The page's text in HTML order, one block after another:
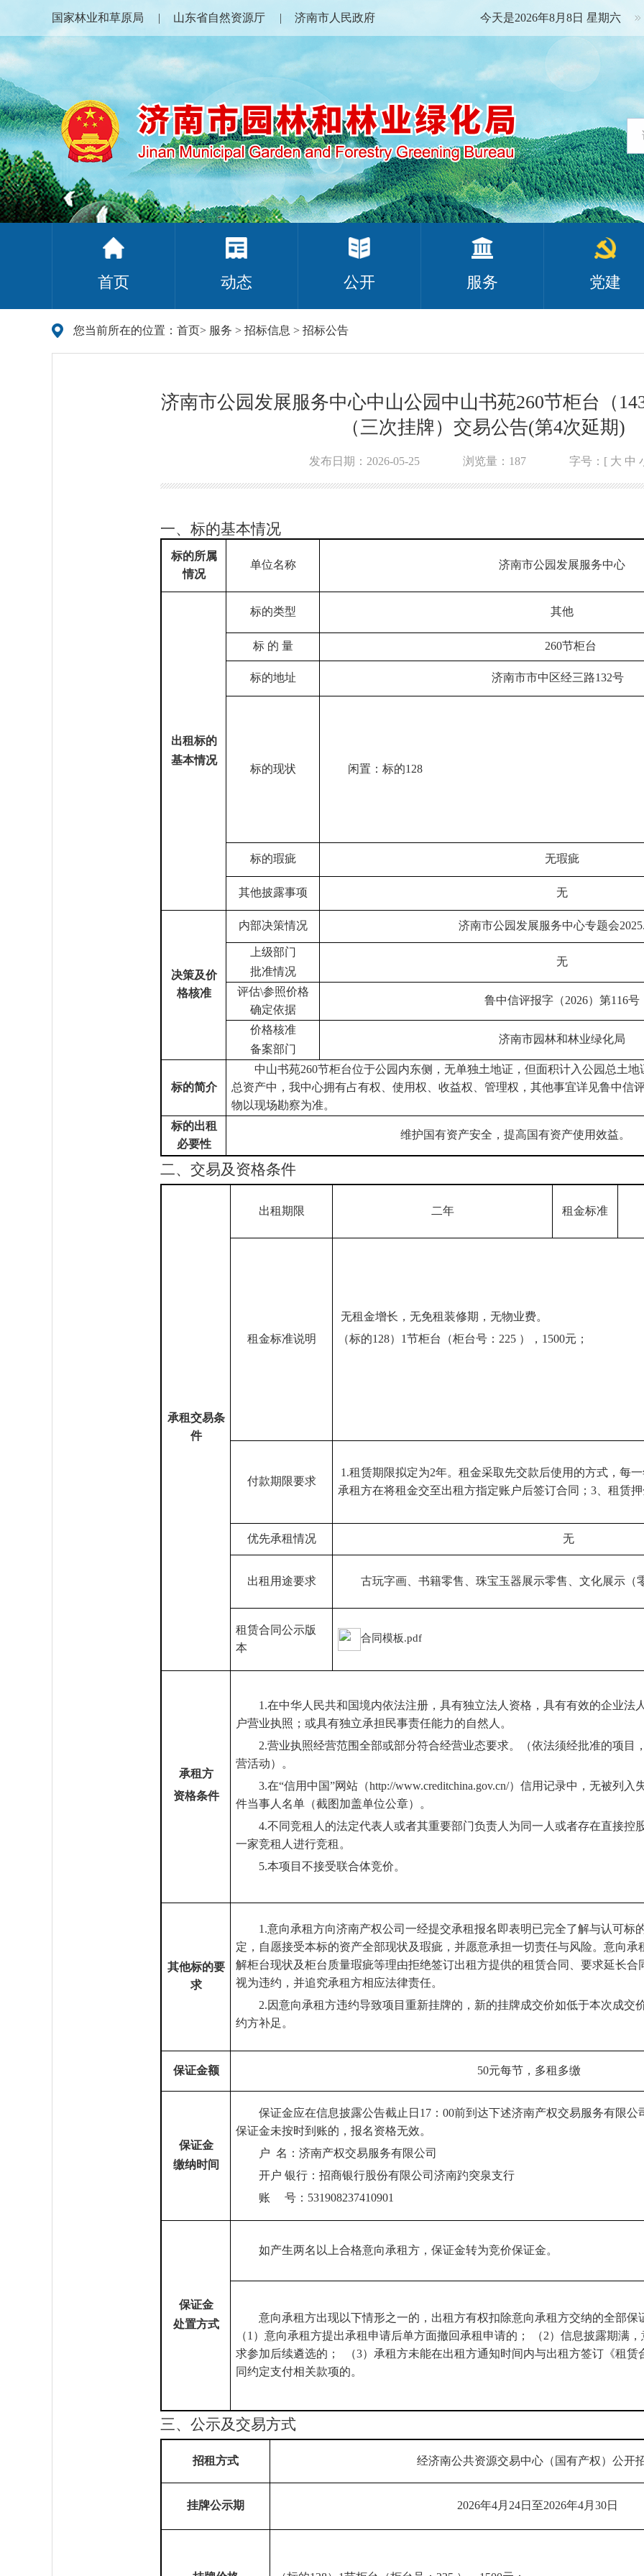
国家林业和草原局 山东省自然资源厅 济南市人民政府 今天是2026年8月8日 星期六
首页 动态 公开 服务 党建
您当前所在的位置： 首页> 服务 > 招标信息 > 招标公告
济南市公园发展服务中心中山公园中山书苑260节柜台（
（三次挂牌）交易公告(第4次延期)
发布日期：2026-05-25 浏览量： 187 字号：[ 大 中
一、标的基本情况
标的所属
情况
单位名称 济南市公园发展服务中心
出租标的
基本情况
标的类型 其他
标 的 量 260节柜台
标的地址 济南市市中区经三路132号
标的现状 闲置：标的128
标的瑕疵 无瑕疵
其他披露事项 无
决策及价
格核准
内部决策情况 济南市公园发展服务中心专题会
上级部门
批准情况
无
评估\参照价格
确定依据
鲁中信评报字（2026）第116号
价格核准
备案部门
济南市园林和林业绿化局
标的简介
中山书苑260节柜台位于公园内东侧，无单独土地证，但面积计入公园总土
总资产中，我中心拥有占有权、使用权、收益权、管理权，其他事宜详见鲁中信
物以现场勘察为准。
标的出租
必要性
维护国有资产安全，提高国有资产使用效益。
二、交易及资格条件
承租交易条
件
出租期限 二年 租金标准
租金标准说明
无租金增长，无免租装修期，无物业费。
（标的128）1节柜台（柜台号：225 ），1500元；
付款期限要求
1.租赁期限拟定为2年。租金采取先交款后使用的方式，每
承租方在将租金交至出租方指定账户后签订合同；3、租赁押
优先承租情况 无
出租用途要求 古玩字画、书籍零售、珠宝玉器展示零售、文化展示（
租赁合同公示版
本
合同模板.pdf
承租方
资格条件
1.在中华人民共和国境内依法注册，具有独立法人资格，具有有效的企业法
户营业执照；或具有独立承担民事责任能力的自然人。
2.营业执照经营范围全部或部分符合经营业态要求。（依法须经批准的项目
营活动）。
3.在“信用中国”网站（http://www.creditchina.gov.cn/）信用记录中，无被列
件当事人名单（截图加盖单位公章）。
4.不同竞租人的法定代表人或者其重要部门负责人为同一人或者存在直接控
一家竞租人进行竞租。
5.本项目不接受联合体竞价。
其他标的要
求
1.意向承租方向济南产权公司一经提交承租报名即表明已完全了解与认可标
定，自愿接受本标的资产全部现状及瑕疵，并愿意承担一切责任与风险。意向承
解柜台现状及柜台质量瑕疵等理由拒绝签订出租方提供的租赁合同、要求延长合
视为违约，并追究承租方相应法律责任。
2.因意向承租方违约导致项目重新挂牌的，新的挂牌成交价如低于本次成交
约方补足。
保证金额 50元每节，多租多缴
保证金
缴纳时间
保证金应在信息披露公告截止日 17：00前到达下述济南产权交易服务有限公
保证金未按时到账的，报名资格无效。
户 名：济南产权交易服务有限公司
开户 银行：招商银行股份有限公司济南趵突泉支行
账
号：531908237410901
保证金
处置方式
如产生两名以上合格意向承租方，保证金转为竞价保证金。
意向承租方出现以下情形之一的，出租方有权扣除意向承租方交纳的全部保
（1）意向承租方提出承租申请后单方面撤回承租申请的； （2）信息披露期满
求参加后续遴选的；
（3）承租方未能在出租方通知时间内与出租方签订《租
同约定支付相关款项的。
三、公示及交易方式
招租方式 经济南公共资源交易中心（国有产权）公开
挂牌公示期 2026年4月24日至2026年4月30日